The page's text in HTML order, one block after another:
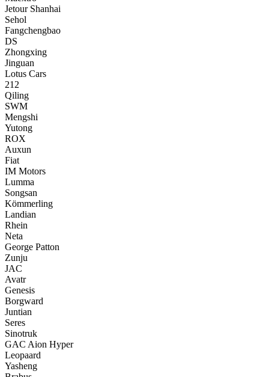
Jetour Shanhai
Sehol
Fangchengbao
DS
Zhongxing
Jinguan
Lotus Cars
212
Qiling
SWM
Mengshi
Yutong
ROX
Auxun
Fiat
IM Motors
Lumma
Songsan
Kömmerling
Landian
Rhein
Neta
George Patton
Zunju
JAC
Avatr
Genesis
Borgward
Juntian
Seres
Sinotruk
GAC Aion Hyper
Leopaard
Yasheng